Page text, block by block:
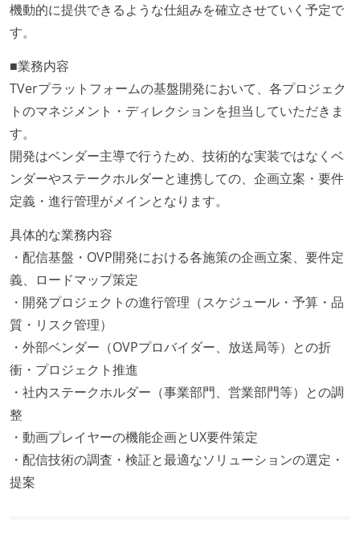
機動的に提供できるような仕組みを確立させていく予定で
す。
■業務内容
TVerプラットフォームの基盤開発において、各プロジェク
トのマネジメント・ディレクションを担当していただきま
す。
開発はベンダー主導で行うため、技術的な実装ではなくベ
ンダーやステークホルダーと連携しての、企画立案・要件
定義・進行管理がメインとなります。
具体的な業務内容
・配信基盤・OVP開発における各施策の企画立案、要件定
義、ロードマップ策定
・開発プロジェクトの進行管理（スケジュール・予算・品
質・リスク管理）
・外部ベンダー（OVPプロバイダー、放送局等）との折
衝・プロジェクト推進
・社内ステークホルダー（事業部門、営業部門等）との調
整
・動画プレイヤーの機能企画とUX要件策定
・配信技術の調査・検証と最適なソリューションの選定・
提案